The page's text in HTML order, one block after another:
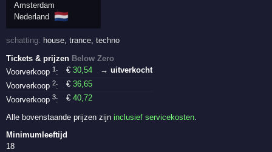
Amsterdam
Nederland
🇳🇱
schatting: house,trance,techno
Tickets & prijzen Below Zero
Voorverkoop1 : €30 ,54
→ uitverkocht
Voorverkoop2: €36 ,65
Voorverkoop3: €40 ,72
Alle bovenstaande prijzen zijninclusief servicekosten
Minimumleeftijd
18